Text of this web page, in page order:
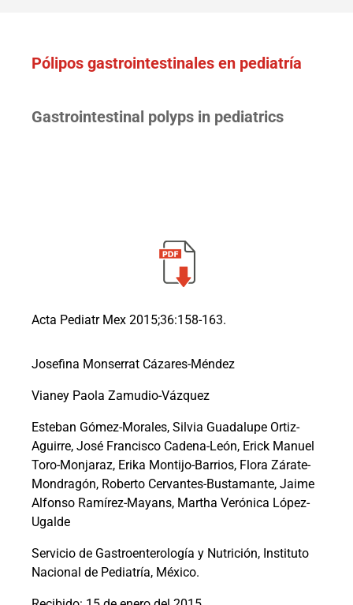
Pólipos gastrointestinales en pediatría
Gastrointestinal polyps in pediatrics
Acta Pediatr Mex 2015;36:158-163.
Josefina Monserrat Cázares-Méndez
Vianey Paola Zamudio-Vázquez
Esteban Gómez-Morales, Silvia Guadalupe Ortiz-
Aguirre, José Francisco Cadena-León, Erick Manuel
Toro-Monjaraz, Erika Montijo-Barrios, Flora Zárate-
Mondragón, Roberto Cervantes-Bustamante, Jaime
Alfonso Ramírez-Mayans, Martha Verónica López-
Ugalde
Servicio de Gastroenterología y Nutrición, Instituto
Nacional de Pediatría, México.